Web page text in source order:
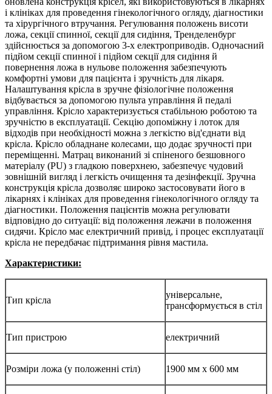
і клініках для проведення гінекологічного огляду, діагностики
та хірургічного втручання. Регулювання положень висоти
ложа, секції спинної, секції для сидіння, Тренделенбург
здійснюється за допомогою 3-х електроприводів. Одночасний
підйом секції спинної і підйом секції для сидіння й
повернення ложа в нульове положення забезпечують
комфортні умови для пацієнта і зручність для лікаря.
Налаштування крісла в зручне фізіологічне положення
відбувається за допомогою пульта управління й педалі
управління. Крісло характеризується стабільною роботою та
зручністю в експлуатації. Секцію допоміжну і лоток для
відходів при необхідності можна з легкістю від'єднати від
крісла. Крісло обладнане колесами, що додає зручності при
переміщенні. Матрац виконаний зі спіненого безшовного
матеріалу (PU) з гладкою поверхнею, забезпечує чудовий
зовнішній вигляд і легкість очищення та дезінфекції. Зручна
конструкція крісла дозволяє широко застосовувати його в
лікарнях і клініках для проведення гінекологічного огляду та
діагностики. Положення пацієнтів можна регулювати
відповідно до ситуації: від положення лежачи в положення
сидячи. Крісло має електричний привід, і процес експлуатації
крісла не передбачає підтримання рівня мастила.
Характеристики:
Тип крісла
універсальне,
трансформується в стіл
Тип пристрою електричний
Розміри ложа (у положенні стіл) 1900 мм х 600 мм